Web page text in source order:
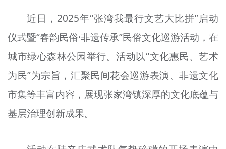
专题
资料库
+
近日，2025年“张湾我最行文艺大比拼”启动
仪式暨“春韵民俗·非遗传承”民俗文化巡游活动，在
城市绿心森林公园举行。活动以“文化惠民、艺术
为民”为宗旨，汇聚民间花会巡游表演、非遗文化
市集等丰富内容，展现张家湾镇深厚的文化底蕴与
基层治理创新成果。